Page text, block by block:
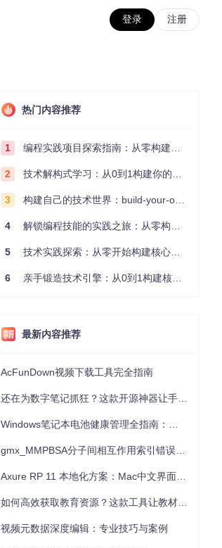
登录 注册
热门内容推荐
1 编程实践项目探索指南：从零构建技术能力体系
2 技术解构式学习：从0到1构建你的编程知识体系
3 构建自己的技术世界：build-your-own-x项目的实践探索指南
4 解锁编程技能的实践之旅：从零构建你的技术世界
5 技术实践探索：从零开始构建核心系统的实践指南
6 亲手锻造技术引擎：从0到1构建核心系统的实践指南
最新内容推荐
AcFunDown视频下载工具完全指南
视频元数据深度编辑：专业技巧与案例